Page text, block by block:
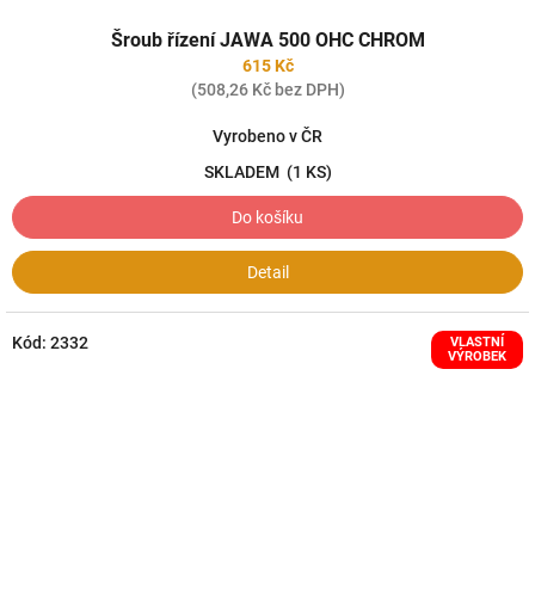
Šroub řízení JAWA 500 OHC CHROM
615 Kč
(508,26 Kč bez DPH)
Vyrobeno v ČR
SKLADEM (1 KS)
Do košíku
Detail
VLASTNÍ
VÝROBEK
Kód: 2332